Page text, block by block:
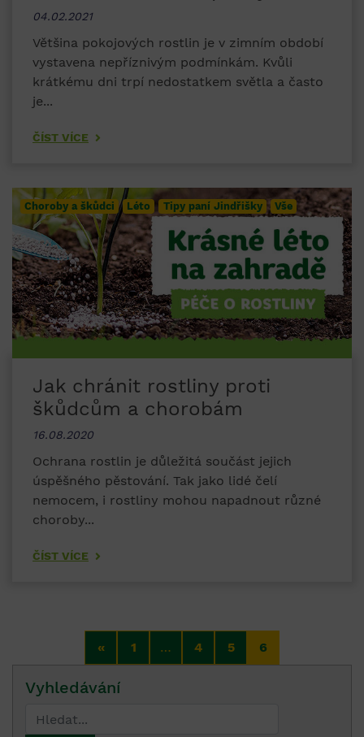
04.02.2021
Většina pokojových rostlin je v zimním období
vystavena nepříznivým podmínkám. Kvůli
krátkému dni trpí nedostatkem světla a často
je...
ČÍST VÍCE
Choroby a škůdci Léto Tipy paní Jindřišky Vše
Jak chránit rostliny proti
škůdcům a chorobám
16.08.2020
Ochrana rostlin je důležitá součást jejich
úspěšného pěstování. Tak jako lidé čelí
nemocem, i rostliny mohou napadnout různé
choroby...
ČÍST VÍCE
« 1 … 4 5 6
Vyhledávání